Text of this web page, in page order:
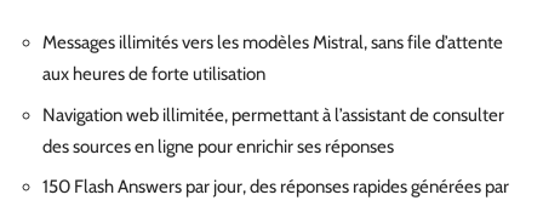
Messages illimités vers les modèles Mistral, sans file d’attente
aux heures de forte utilisation
Navigation web illimitée, permettant à l’assistant de consulter
des sources en ligne pour enrichir ses réponses
150 Flash Answers par jour, des réponses rapides générées par